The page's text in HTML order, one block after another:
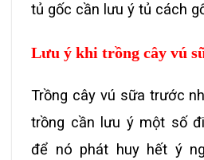
tủ gốc cần lưu ý tủ cách
Lưu ý khi trồng cây vú
Trồng cây vú sữa trước
trồng cần lưu ý một số
để nó phát huy hết ý